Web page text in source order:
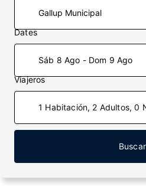
Dates
Sáb 8 Ago - Dom 9 Ago
Viajeros
1 Habitación, 2 Adultos, 0
Buscar